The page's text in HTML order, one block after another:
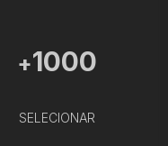
+1000
SELECIONAR